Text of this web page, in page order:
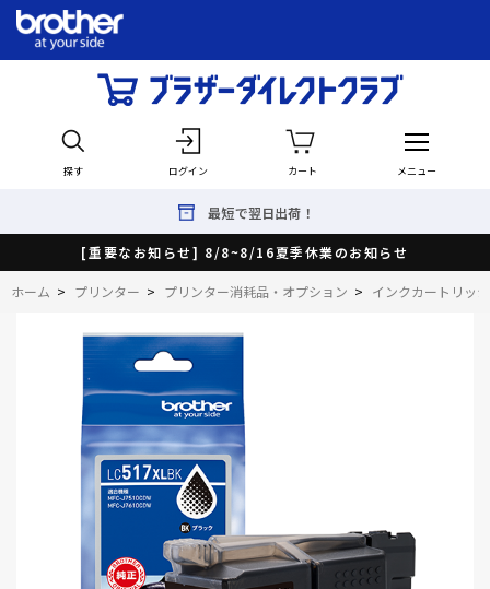
探す ログイン カート メニュー
最短で翌日出荷！
[重要なお知らせ] 8/8~8/16夏季休業のお知らせ
ホーム > プリンター > プリンター消耗品・オプション > インクカートリッジ